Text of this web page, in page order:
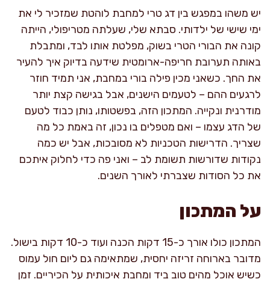
יש משהו במפגש בין דג טרי למחבת לוהטת שמזכיר לי את
ימי שישי של ילדותי. סבתא שלי, שעלתה מטריפולי, הייתה
קונה את הבורי הטרי בשוק, מפלטת אותו לבד, ומתבלת
באותה תערובת חריפה-ארומטית שידעה בדיוק איך להעיר
את החך. כשאני מכין פילה בורי במחבת, אני תמיד חוזר
לרגעים ההם – לטעמים הישנים, אבל בגישה קצת יותר
מודרנית ונקייה. המתכון הזה, בפשטותו, נותן כבוד לטעם
של הדג עצמו – ואם מטפלים בו נכון, זה באמת כל מה
שצריך. הדרישות הטכניות לא מסובכות, אבל יש כמה
נקודות שדורשות תשומת לב – ואני פה כדי לחלוק איתכם
את כל הסודות שצברתי לאורך השנים.
על המתכון
המתכון כולו אורך כ-15 דקות הכנה ועוד כ-10 דקות בישול.
מדובר בארוחה זריזה יחסית, שמתאימה גם ליום חול עמוס
כשיש אוכל מהים טוב ביד ומחבת איכותית על הכיריים. זמן